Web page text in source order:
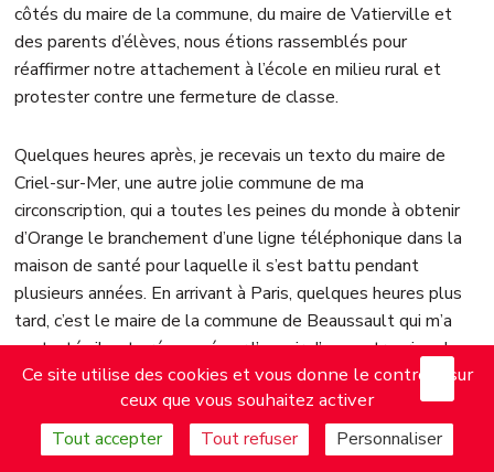
côtés du maire de la commune, du maire de Vatierville et
des parents d’élèves, nous étions rassemblés pour
réaffirmer notre attachement à l’école en milieu rural et
protester contre une fermeture de classe.
Quelques heures après, je recevais un texto du maire de
Criel-sur-Mer, une autre jolie commune de ma
circonscription, qui a toutes les peines du monde à obtenir
d’Orange le branchement d’une ligne téléphonique dans la
maison de santé pour laquelle il s’est battu pendant
plusieurs années. En arrivant à Paris, quelques heures plus
tard, c’est le maire de la commune de Beaussault qui m’a
contacté : il est préoccupé par l’avenir d’une entreprise de
sa commune, bousculée par des injonctions contradictoires
de la direction régionale de l’environnement, de
l’aménagement et du logement (Dreal).
Ce site utilise des cookies et vous donne le contrôle sur
ceux que vous souhaitez activer
Tout accepter Tout refuser Personnaliser